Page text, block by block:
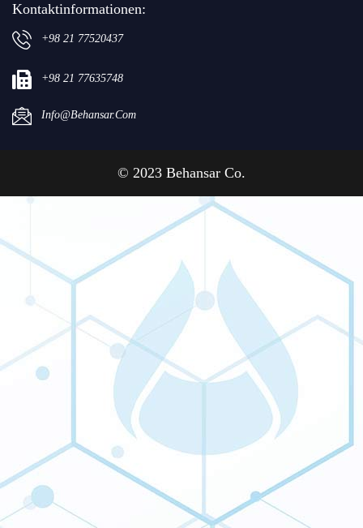
Kontaktinformationen:
+98 21 77520437
+98 21 77635748
Info@behansar.com
© 2023 Behansar Co.